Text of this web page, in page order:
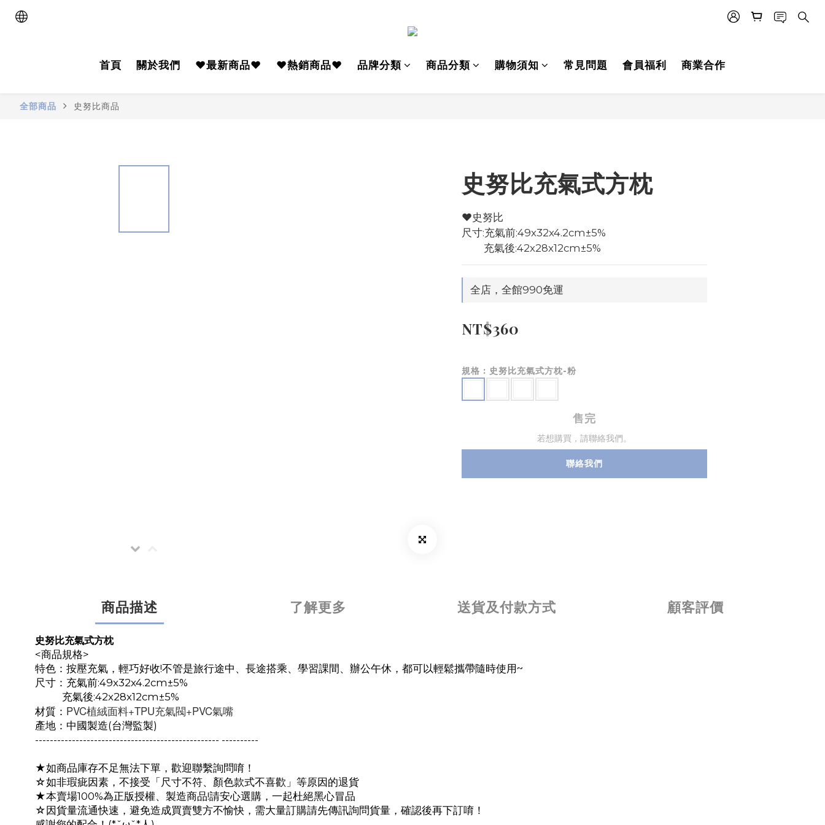
首頁 關於我們 ♥️最新商品♥️ ♥熱銷商品♥ 品牌分類 商品分類 購物須知 常見問題 會員福利 商業合作
全部商品 史努比商品
史努比充氣式方枕
♥️史努比
尺寸:充氣前:49x32x4.2cm±5%
         充氣後:42x28x12cm±5%
全店，全館990免運
NT$360
規格 : 史努比充氣式方枕-粉
售完
若想購買，請聯絡我們。
聯絡我們
商品描述 了解更多 送貨及付款方式 顧客評價
史努比充氣式方枕
<商品規格>
特色：按壓充氣，輕巧好收!不管是旅行途中、長途搭乘、學習課間、辦公午休，都可以輕鬆攜帶隨時使用~
尺寸：充氣前:49x32x4.2cm±5%
充氣後:42x28x12cm±5%
材質： PVC植絨面料+TPU充氣閥+PVC氣嘴
產地：中國製造(台灣監製)
-------------------------------------------------- ----------
★如商品庫存不足無法下單，歡迎聯繫詢問唷！
☆如非瑕疵因素，不接受「尺寸不符、顏色款式不喜歡」等原因的退貨
★本賣場100%為正版授權、製造商品!請安心選購，一起杜絕黑心冒品
☆因貨量流通快速，避免造成買賣雙方不愉快，需大量訂購請先傳訊詢問貨量，確認後再下訂唷！